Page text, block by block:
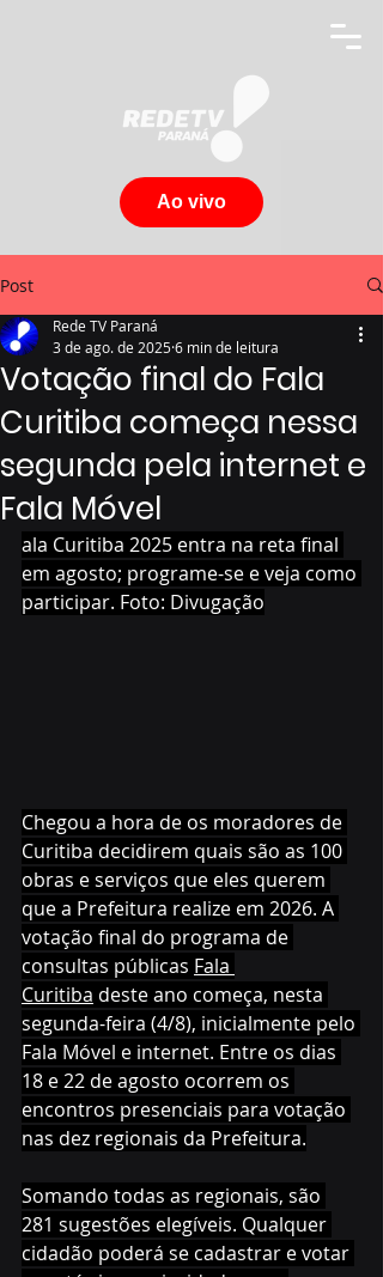
Ao vivo
Post
Votação final do Fala
Curitiba começa nessa
segunda pela internet e
Fala Móvel
Rede TV Paraná
3 de ago. de 20256 min de leitura
ala Curitiba 2025 entra na reta final
em agosto; programe-se e veja como
participar. Foto: Divugação
Chegou a hora de os moradores de
Curitiba decidirem quais são as 100
obras e serviços que eles querem
que a Prefeitura realize em 2026. A
votação final do programa de
consultas públicas Fala
Curitiba deste ano começa, nesta
segunda-feira (4/8), inicialmente pelo
Fala Móvel e internet. Entre os dias
18 e 22 de agosto ocorrem os
encontros presenciais para votação
nas dez regionais da Prefeitura.
Somando todas as regionais, são
281 sugestões elegíveis. Qualquer
cidadão poderá se cadastrar e votar